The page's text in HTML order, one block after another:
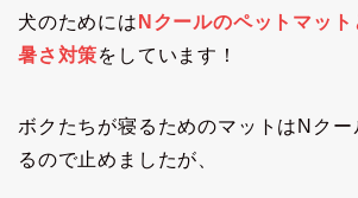
犬のためには Nクールのペットマッ
暑さ対策をしています！
ボクたちが寝るためのマットはNク
るので止めましたが、